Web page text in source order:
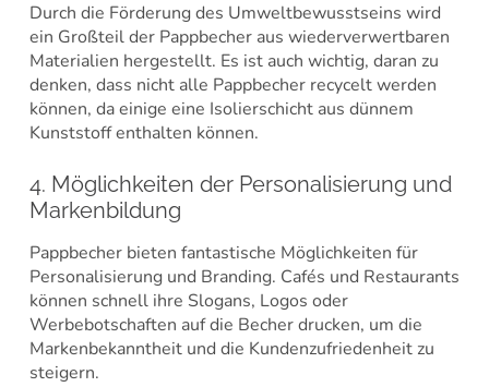
Durch die Förderung des Umweltbewusstseins wird
ein Großteil der Pappbecher aus wiederverwertbaren
Materialien hergestellt. Es ist auch wichtig, daran zu
denken, dass nicht alle Pappbecher recycelt werden
können, da einige eine Isolierschicht aus dünnem
Kunststoff enthalten können.
4. Möglichkeiten der Personalisierung und
Markenbildung
Pappbecher bieten fantastische Möglichkeiten für
Personalisierung und Branding. Cafés und Restaurants
können schnell ihre Slogans, Logos oder
Werbebotschaften auf die Becher drucken, um die
Markenbekanntheit und die Kundenzufriedenheit zu
steigern.